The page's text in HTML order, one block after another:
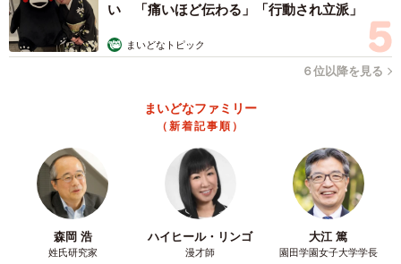
い 「痛いほど伝わる」「行動され立派」
まいどなトピック
６位以降を見る
まいどなファミリー
（新着記事順）
森岡 浩
姓氏研究家
ハイヒール・リンゴ
漫才師
大江 篤
園田学園女子大学学長